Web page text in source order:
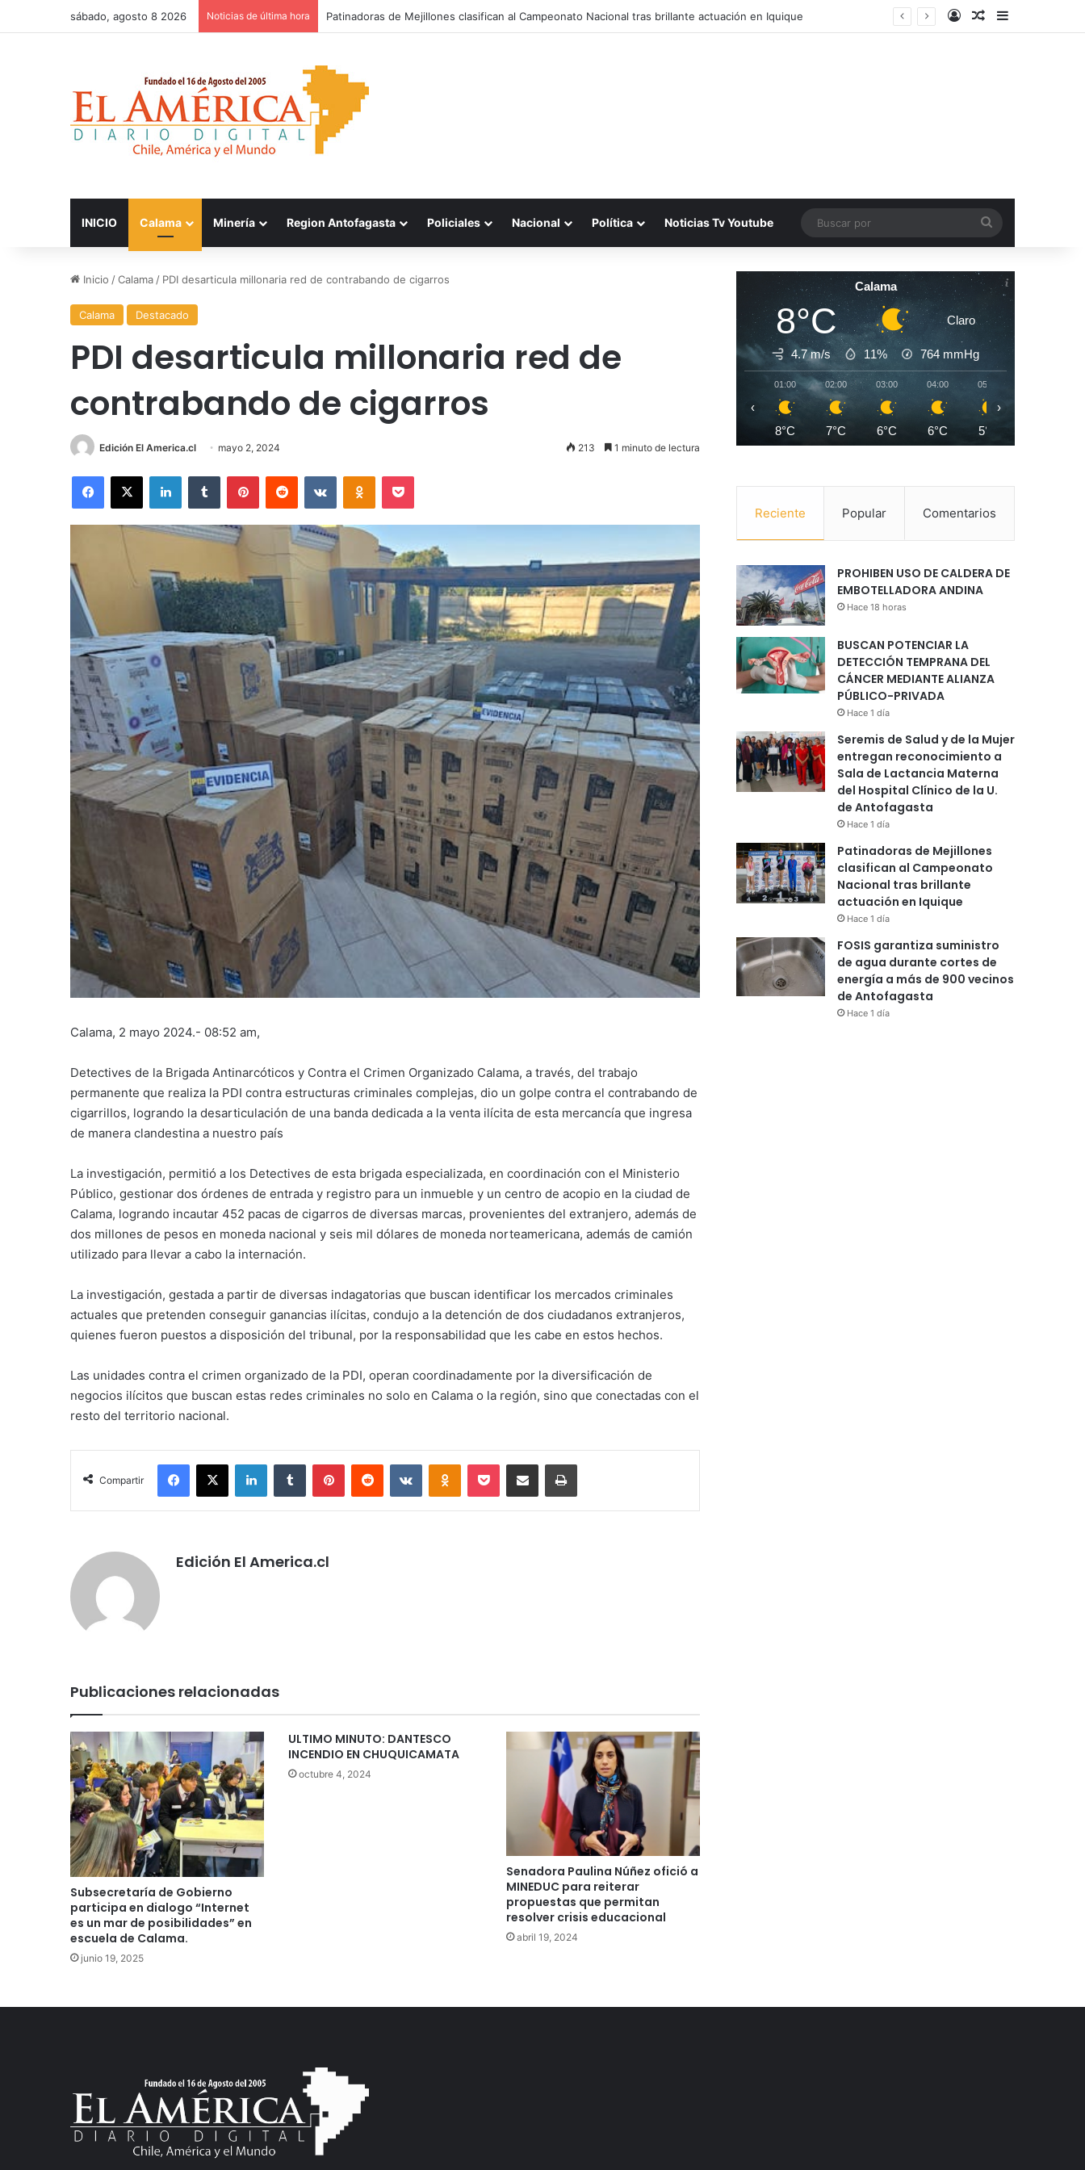
sábado, agosto 8 2026 Noticias de última hora FOSIS garantiza suministro de agua durante cortes de energía a más de 900 vecinos de Antofagasta AccesoPublicacion al
Barra lateral
INICIO Calama Minería Region Antofagasta Policiales Nacional Política Noticias Tv Youtube
por
Inicio /Calama / PDI desarticula millonaria red de contrabando de cigarros
Calama Destacado
PDI desarticula millonaria red de
contrabando de cigarros
Edición El America.cl mayo 2, 2024 213 1 minuto de lectura
Facebook
X LinkedInTumblr PinterestReddit VKontakteOdnoklassniki
Pocket
Calama, 2 mayo 2024.- 08:52 am,
Detectives de la Brigada Antinarcóticos y Contra el Crimen Organizado Calama, a través, del trabajo
permanente que realiza la PDI contra estructuras criminales complejas, dio un golpe contra el contrabando de
cigarrillos, logrando la desarticulación de una banda dedicada a la venta ilícita de esta mercancía que ingresa
de manera clandestina a nuestro país
La investigación, permitió a los Detectives de esta brigada especializada, en coordinación con el Ministerio
Público, gestionar dos órdenes de entrada y registro para un inmueble y un centro de acopio en la ciudad de
Calama, logrando incautar 452 pacas de cigarros de diversas marcas, provenientes del extranjero, además de
dos millones de pesos en moneda nacional y seis mil dólares de moneda norteamericana, además de camión
utilizado para llevar a cabo la internación.
La investigación, gestada a partir de diversas indagatorias que buscan identificar los mercados criminales
actuales que pretenden conseguir ganancias ilícitas, condujo a la detención de dos ciudadanos extranjeros,
quienes fueron puestos a disposición del tribunal, por la responsabilidad que les cabe en estos hechos.
Las unidades contra el crimen organizado de la PDI, operan coordinadamente por la diversificación de
negocios ilícitos que buscan estas redes criminales no solo en Calama o la región, sino que conectadas con el
resto del territorio nacional.
Compartir
Facebook
X LinkedInTumblr PinterestReddit VKontakteOdnoklassniki
Pocket Compartir via email Imprimir
Edición El America.cl
Publicaciones relacionadas
Subsecretaría de Gobierno
participa en dialogo “Internet
es un mar de posibilidades” en
escuela de Calama.
junio 19, 2025
ULTIMO MINUTO: DANTESCO
INCENDIO EN CHUQUICAMATA
octubre 4, 2024
Senadora Paulina Núñez ofició a
MINEDUC para reiterar
propuestas que permitan
resolver crisis educacional
abril 19, 2024
Calama
8°C Claro
4.7 m/s 11% 764 mmHg
01:00
8°C
02:00
7°C
03:00
6°C
04:00
6°C
05:00
5°C
‹ ›
Reciente Popular Comentarios
PROHIBEN USO DE CALDERA DE
EMBOTELLADORA ANDINA
Hace 18 horas
BUSCAN POTENCIAR LA
DETECCIÓN TEMPRANA DEL
CÁNCER MEDIANTE ALIANZA
PÚBLICO-PRIVADA
Hace 1 día
Seremis de Salud y de la Mujer
entregan reconocimiento a
Sala de Lactancia Materna
del Hospital Clínico de la U.
de Antofagasta
Hace 1 día
Patinadoras de Mejillones
clasifican al Campeonato
Nacional tras brillante
actuación en Iquique
Hace 1 día
FOSIS garantiza suministro
de agua durante cortes de
energía a más de 900 vecinos
de Antofagasta
Hace 1 día